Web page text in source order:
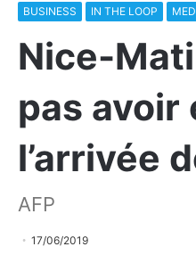
BUSINESS IN THE LOOP
Nice-
pas avoir
l’arrivée
AFP
17/06/2019